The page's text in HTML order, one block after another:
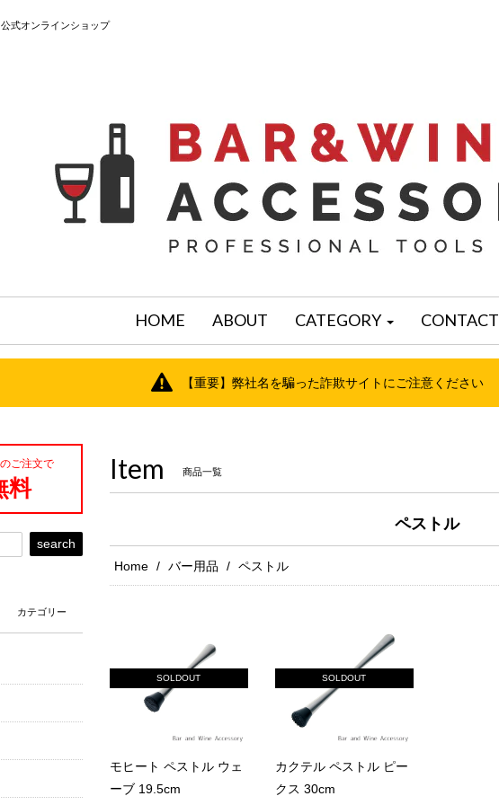
式オンラインショップ
HOME ABOUT CATEGORY CONTACT
【重要】弊社名を騙った詐欺サイトにご注意ください
Item 商品一覧
ペストル
Home バー用品 ペストル
SOLDOUT
モヒート ペストル ウェ
ーブ 19.5cm
SOLDOUT
カクテル ペストル ピー
クス 30cm
ご注文で
料
search
カテゴリー